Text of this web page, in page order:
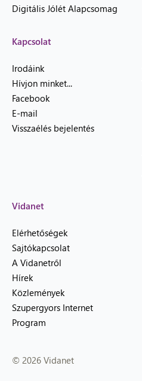
Digitális Jólét Alapcsomag
Kapcsolat
Irodáink
Hívjon minket...
Facebook
E-mail
Visszaélés bejelentés
Vidanet
Elérhetőségek
Sajtókapcsolat
A Vidanetről
Hírek
Közlemények
Szupergyors Internet
Program
© 2026 Vidanet